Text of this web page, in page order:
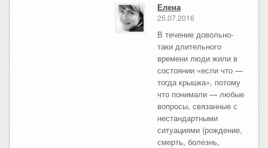
Елена
25.07.2016
В течение довольно-
таки длительного
времени люди жили в
состоянии «если что —
тогда крышка», потому
что понимали — любые
вопросы, связанные с
нестандартными
ситуациями (рождение,
смерть, болезнь,